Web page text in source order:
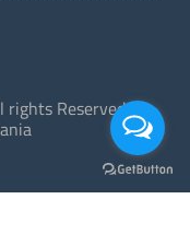
rights Reserved.